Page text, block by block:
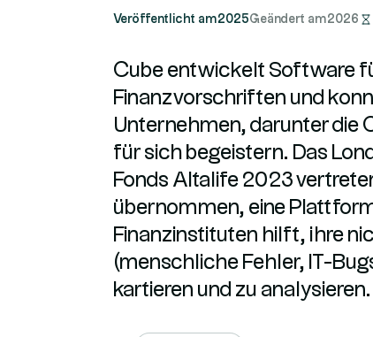
Veröffentlicht am2025Geändert am2026
Cube entwickelt Software
Finanzvorschriften und
Unternehmen, darunter die
für sich begeistern. Das
Fonds Altalife 2023
übernommen, eine
Finanzinstituten hilft, ihre
(menschliche Fehler, IT-
kartieren und zu analysieren.